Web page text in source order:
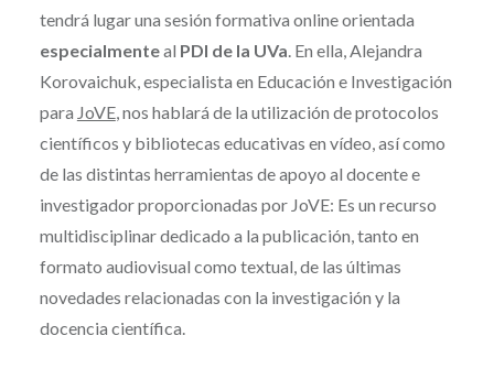
tendrá lugar una sesión formativa online orientada
especialmenteal PDI de la UVa . En ella, Alejandra
Korovaichuk, especialista en Educación e Investigación
para JoVE, nos hablará de la utilización de protocolos
científicos y bibliotecas educativas en vídeo, así como
de las distintas herramientas de apoyo al docente e
investigador proporcionadas por JoVE: Es un recurso
multidisciplinar dedicado a la publicación, tanto en
formato audiovisual como textual, de las últimas
novedades relacionadas con la investigación y la
docencia científica.